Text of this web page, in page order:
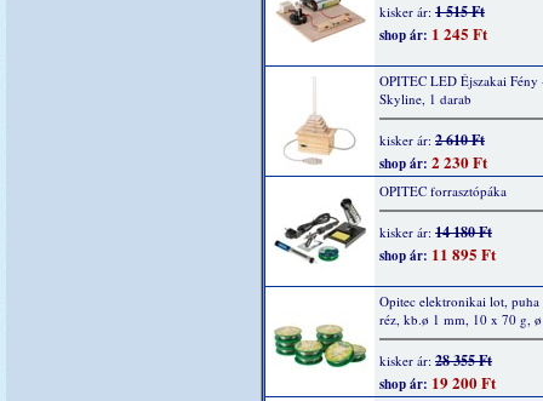
kisker ár: 1 515 Ft
shop ár: 1 245 Ft
OPITEC LED Éjszakai Fény
Skyline, 1 darab
kisker ár: 2 610 Ft
shop ár: 2 230 Ft
OPITEC forrasztópáka
kisker ár: 14 180 Ft
shop ár: 11 895 Ft
Opitec elektronikai lot, puha
réz, kb.ø 1 mm, 10 x 70 g,
kisker ár: 28 355 Ft
shop ár: 19 200 Ft